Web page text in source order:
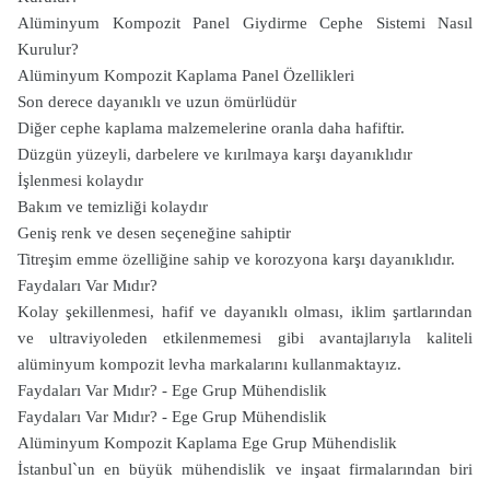
Alüminyum Kompozit Panel Giydirme Cephe Sistemi Nasıl
Kurulur?
Alüminyum Kompozit Kaplama Panel Özellikleri
Son derece dayanıklı ve uzun ömürlüdür
Diğer cephe kaplama malzemelerine oranla daha hafiftir.
Düzgün yüzeyli, darbelere ve kırılmaya karşı dayanıklıdır
İşlenmesi kolaydır
Bakım ve temizliği kolaydır
Geniş renk ve desen seçeneğine sahiptir
Titreşim emme özelliğine sahip ve korozyona karşı dayanıklıdır.
Faydaları Var Mıdır?
Kolay şekillenmesi, hafif ve dayanıklı olması, iklim şartlarından
ve ultraviyoleden etkilenmemesi gibi avantajlarıyla kaliteli
alüminyum kompozit levha markalarını kullanmaktayız.
Faydaları Var Mıdır? - Ege Grup Mühendislik
Faydaları Var Mıdır? - Ege Grup Mühendislik
Alüminyum Kompozit Kaplama Ege Grup Mühendislik
İstanbul`un en büyük mühendislik ve inşaat firmalarından biri